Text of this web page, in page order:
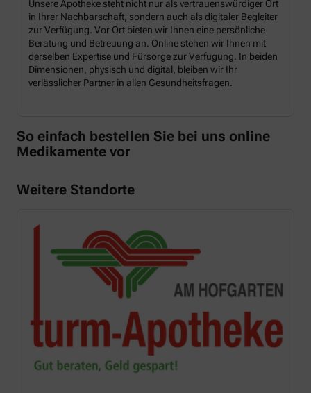
Unsere Apotheke steht nicht nur als vertrauenswürdiger Ort
in Ihrer Nachbarschaft, sondern auch als digitaler Begleiter
zur Verfügung. Vor Ort bieten wir Ihnen eine persönliche
Beratung und Betreuung an. Online stehen wir Ihnen mit
derselben Expertise und Fürsorge zur Verfügung. In beiden
Dimensionen, physisch und digital, bleiben wir Ihr
verlässlicher Partner in allen Gesundheitsfragen.
So einfach bestellen Sie bei uns online
Medikamente vor
Weitere Standorte